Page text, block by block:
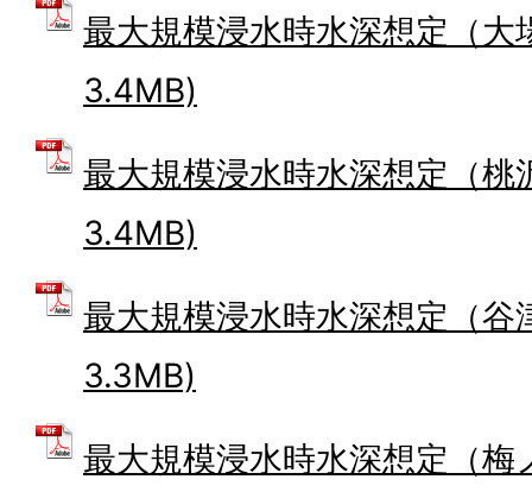
最大規模浸水時水深想定（
3.4MB)
最大規模浸水時水深想定（
3.4MB)
最大規模浸水時水深想定（
3.3MB)
最大規模浸水時水深想定（